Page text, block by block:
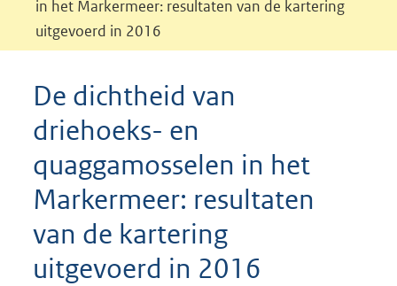
in het Markermeer: resultaten van de kartering
uitgevoerd in 2016
De dichtheid van
driehoeks- en
quaggamosselen in het
Markermeer: resultaten
van de kartering
uitgevoerd in 2016